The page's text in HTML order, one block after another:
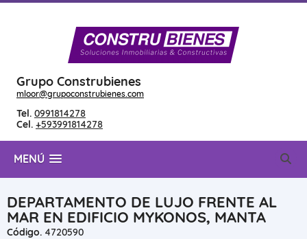
Grupo Construbienes
mloor@grupoconstrubienes.com
Tel. 0991814278
Cel. +593991814278
MENÚ
DEPARTAMENTO DE LUJO FRENTE AL
MAR EN EDIFICIO MYKONOS, MANTA
Código. 4720590